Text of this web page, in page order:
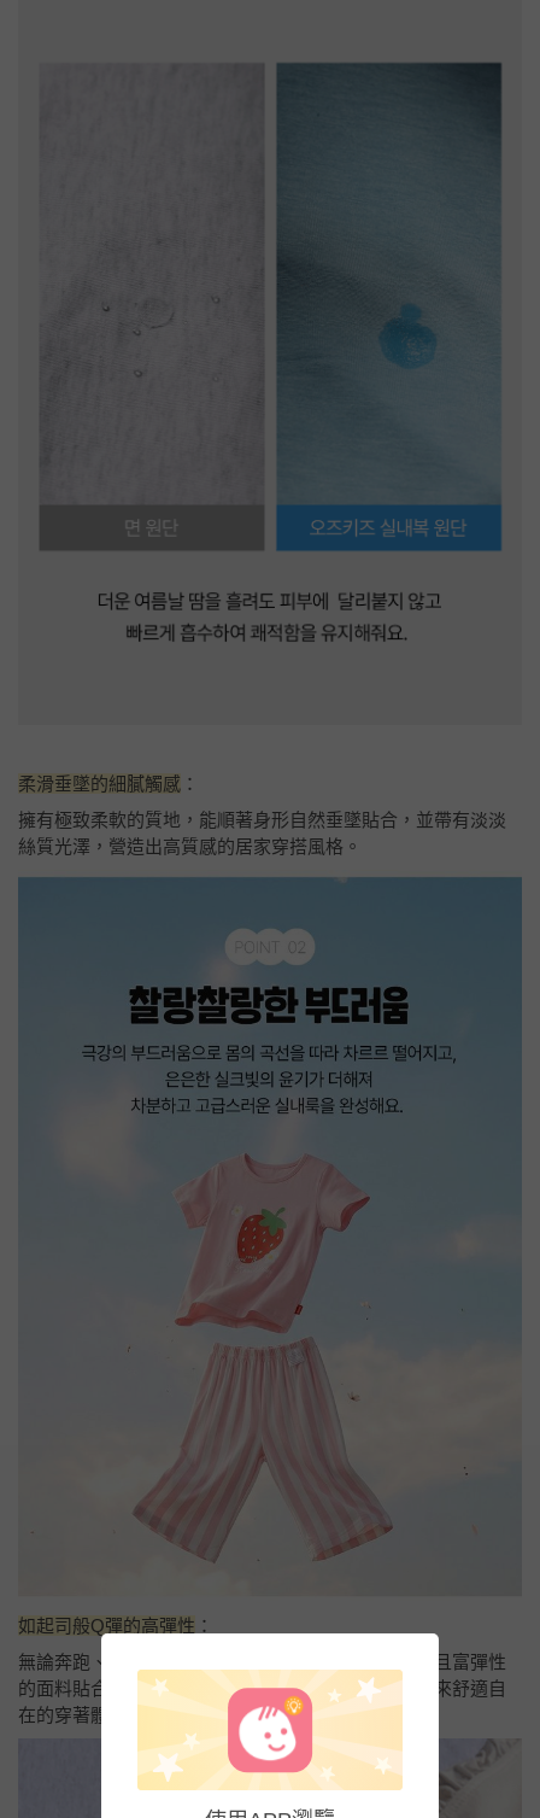
柔滑垂墜的細膩觸感 ：
擁有極致柔軟的質地，能順著身形自然垂墜貼合，並帶有淡淡
絲質光澤，營造出高質感的居家穿搭風格。
如起司般Q彈的高彈性 ：
無論奔跑、翻滾、歡笑或入睡的每一刻，都能以柔軟且富彈性
的面料貼合身體，隨著孩子的每個動作自然延展，帶來舒適自
在的穿著體驗。